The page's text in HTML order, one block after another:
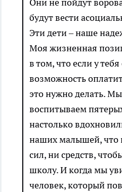
Они не пойдут
будут вести
Эти дети – наше
Моя жизненная
в том, что если у тебя
возможность
это нужно делать.
воспитываем
настолько
наших малышей, что
сил, ни средств,
школу. И когда мы
человек, который